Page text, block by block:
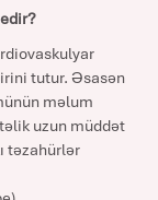
tutur. Əsasən
məlum
uzun müddət
təzahürlər